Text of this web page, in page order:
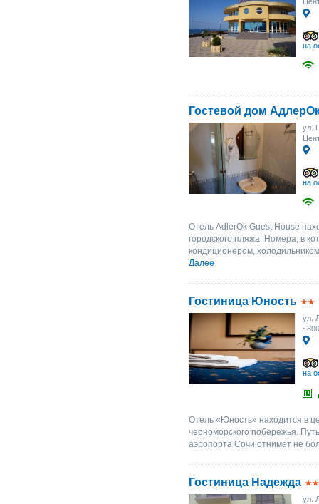
на
Гостевой дом
ул.
на
Отель AdlerOk Guest House
городского пляжа. Номера, в
кондиционером,
Далее
Гостиница Юность
ул.
на
Отель «Юность» находится в
черноморского побережья.
аэропорта Сочи отнимет не
Гостиница Надежда
ул.